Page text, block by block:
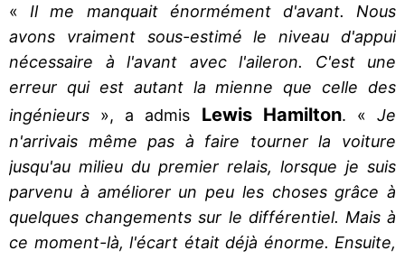
« Il me manquait énormément d'avant. Nous
avons vraiment sous-estimé le niveau d'appui
nécessaire à l'avant avec l'aileron. C'est une
erreur qui est autant la mienne que celle des
ingénieurs », a admis Lewis Hamilton. «Je
n'arrivais même pas à faire tourner la voiture
jusqu'au milieu du premier relais, lorsque je suis
parvenu à améliorer un peu les choses grâce à
quelques changements sur le différentiel. Mais à
ce moment-là, l'écart était déjà énorme. Ensuite,